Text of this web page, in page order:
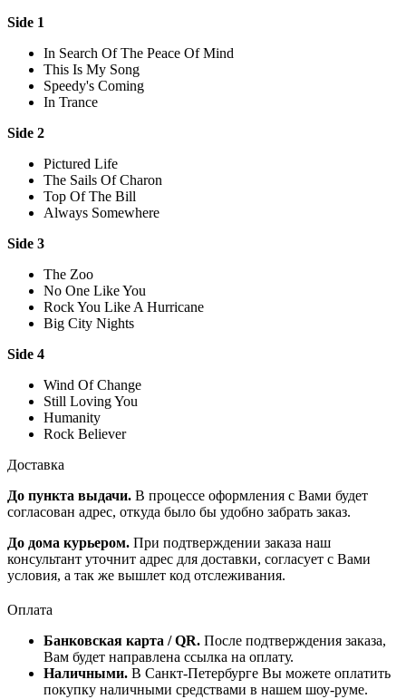
Side 1
In Search Of The Peace Of Mind
This Is My Song
Speedy's Coming
In Trance
Side 2
Pictured Life
The Sails Of Charon
Top Of The Bill
Always Somewhere
Side 3
The Zoo
No One Like You
Rock You Like A Hurricane
Big City Nights
Side 4
Wind Of Change
Still Loving You
Humanity
Rock Believer
Доставка
До пункта выдачи. В процессе оформления с Вами будет
согласован адрес, откуда было бы удобно забрать заказ.
До дома курьером. При подтверждении заказа наш
консультант уточнит адрес для доставки, согласует с Вами
условия, а так же вышлет код отслеживания.
Оплата
Банковская карта / QR. После подтверждения заказа,
Вам будет направлена ссылка на оплату.
Наличными. В Санкт-Петербурге Вы можете оплатить
покупку наличными средствами в нашем шоу-руме.